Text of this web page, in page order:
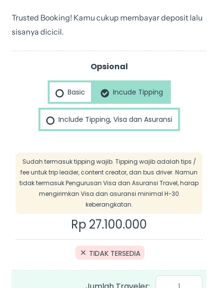
Trusted Booking! Kamu cukup membayar deposit lalu
sisanya dicicil.
Opsional
Basic Incude Tipping
Include Tipping, Visa dan Asuransi
Sudah termasuk tipping wajib. Tipping wajib adalah tips /
fee untuk trip leader, content creator, dan bus driver. Namun
tidak termasuk Pengurusan Visa dan Asuransi Travel, harap
mengirimkan Visa dan asuransi minimal H-30
keberangkatan.
Rp 27.100.000
TIDAK TERSEDIA
Sep
2025
Swiss
Austria
Jerman
by
Etihad
quantity